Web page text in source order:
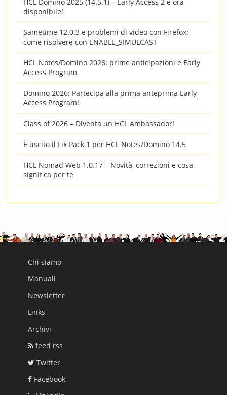
disponibile!
Sametime 12.0.3 e problemi di video con Firefox:
come risolvere con ENABLE_SIMULCAST
HCL Notes/Domino 2026: prime anticipazioni e Early
Access Program
Domino 2026: Partecipa alla prima anteprima Early
Access Program!
Class of 2026 – Diventa un HCL Ambassador!
È uscito il Fix Pack 1 per HCL Notes/Domino 14.5
HCL Nomad Web 1.0.17 – Novità, correzioni e cosa
significa per te
Chi siamo
Manuali
Newsletter
Links
Archivi
feed rss
Twitter
Facebook